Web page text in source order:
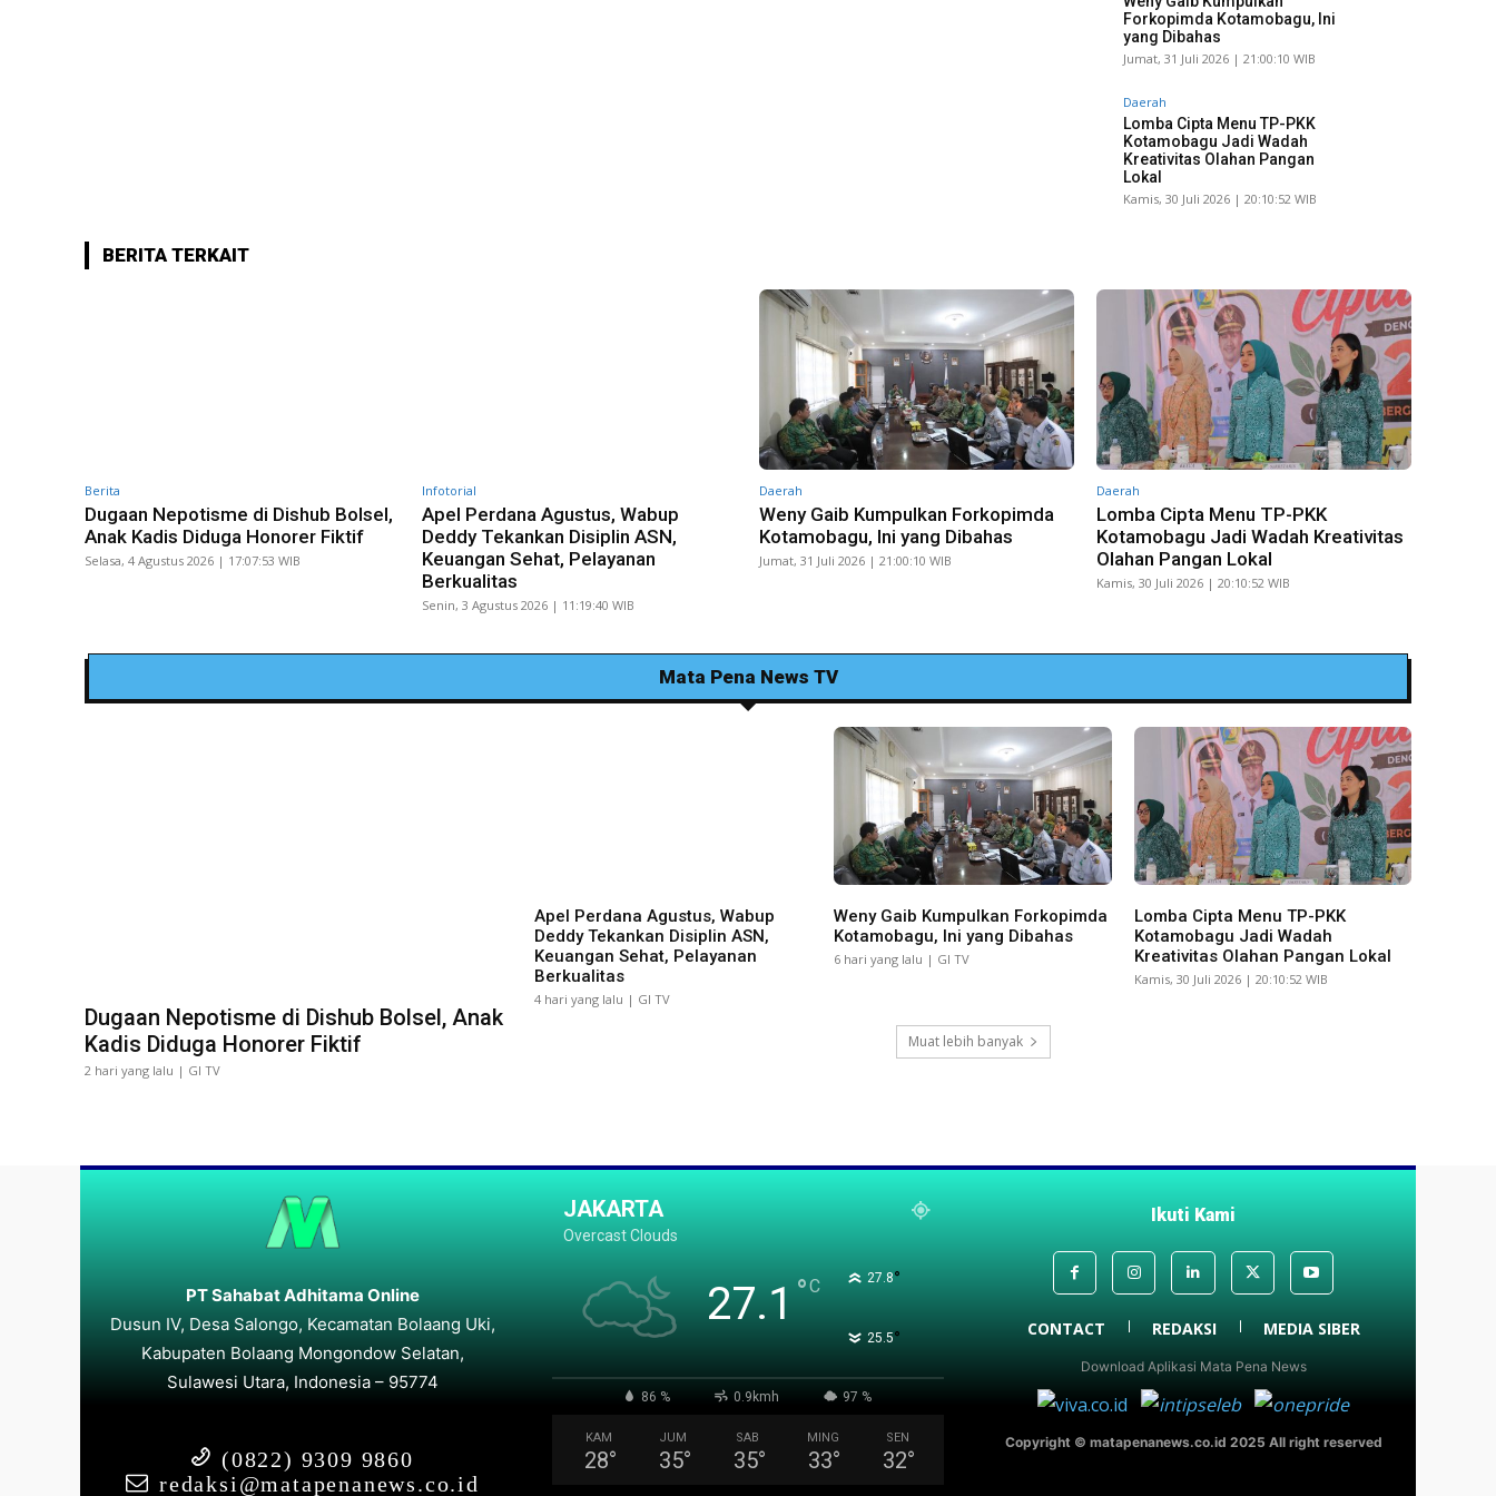
Forkopimda Kotamobagu, Ini
yang Dibahas
Jumat, 31 Juli 2026 | 21:00:10 WIB
Daerah
Lomba Cipta Menu TP-PKK
Kotamobagu Jadi Wadah
Kreativitas Olahan Pangan
Lokal
Kamis, 30 Juli 2026 | 20:10:52 WIB
BERITA TERKAIT
Berita
Dugaan Nepotisme di Dishub Bolsel,
Anak Kadis Diduga Honorer Fiktif
Selasa, 4 Agustus 2026 | 17:07:53 WIB
Infotorial
Apel Perdana Agustus, Wabup
Deddy Tekankan Disiplin ASN,
Keuangan Sehat, Pelayanan
Berkualitas
Senin, 3 Agustus 2026 | 11:19:40 WIB
Daerah
Weny Gaib Kumpulkan Forkopimda
Kotamobagu, Ini yang Dibahas
Jumat, 31 Juli 2026 | 21:00:10 WIB
Daerah
Lomba Cipta Menu TP-PKK
Kotamobagu Jadi Wadah Kreativitas
Olahan Pangan Lokal
Kamis, 30 Juli 2026 | 20:10:52 WIB
Mata Pena News TV
Dugaan Nepotisme di Dishub Bolsel, Anak
Kadis Diduga Honorer Fiktif
2 hari yang lalu | GI TV
Apel Perdana Agustus, Wabup
Deddy Tekankan Disiplin ASN,
Keuangan Sehat, Pelayanan
Berkualitas
4 hari yang lalu | GI TV
Weny Gaib Kumpulkan Forkopimda
Kotamobagu, Ini yang Dibahas
6 hari yang lalu | GI TV
Lomba Cipta Menu TP-PKK
Kotamobagu Jadi Wadah
Kreativitas Olahan Pangan Lokal
Kamis, 30 Juli 2026 | 20:10:52 WIB
Muat lebih banyak
PT Sahabat Adhitama Online
Dusun IV, Desa Salongo, Kecamatan Bolaang Uki,
Kabupaten Bolaang Mongondow Selatan,
Sulawesi Utara, Indonesia – 95774
(0822) 9309 9860
redaksi@matapenanews.co.id
JAKARTA
Overcast Clouds
27.1°C 27.8°
25.5°
86 % 0.9kmh 97 %
KAM
28°
JUM
35°
SAB
35°
MING
33°
SEN
32°
Ikuti Kami
CONTACT REDAKSI MEDIA SIBER
Download Aplikasi Mata Pena News
Copyright © matapenanews.co.id 2025 All right reserved